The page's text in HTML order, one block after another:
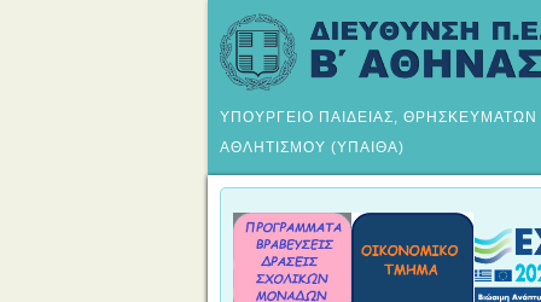
ΥΠΟΥΡΓΕΙΟ ΠΑΙΔΕΙΑΣ, ΘΡΗΣΚΕΥΜΑΤΩΝ
ΑΘΛΗΤΙΣΜΟΥ (ΥΠΑΙΘΑ)